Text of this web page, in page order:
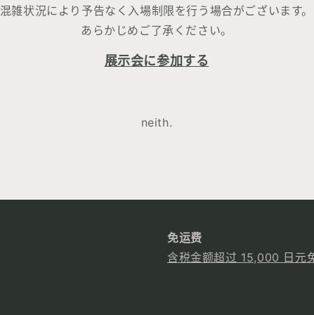
混雑状況により予告なく入場制限を行う場合がございます。
あらかじめご了承ください。
展示会に参加する
neith.
免运费
含税金额超过 15,000 日元